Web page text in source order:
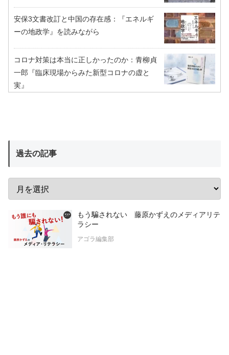
安保3文書改訂と中国の存在感：『エネルギ
ーの地政学』を読みながら
コロナ対策は本当に正しかったのか：青柳貞
一郎『臨床現場からみた新型コロナの虚と
実』
過去の記事
もう騙されない 藤原かずえのメディアリテ
ラシー
アゴラ編集部